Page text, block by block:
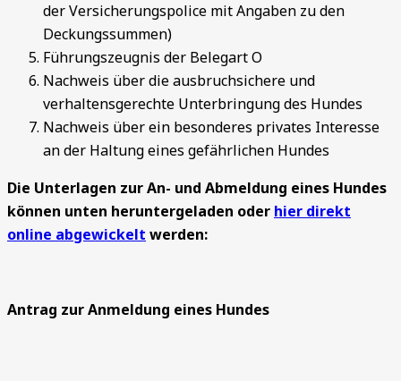
der Versicherungspolice mit Angaben zu den
Deckungssummen)
Führungszeugnis der Belegart O
Nachweis über die ausbruchsichere und
verhaltensgerechte Unterbringung des Hundes
Nachweis über ein besonderes privates Interesse
an der Haltung eines gefährlichen Hundes
Die Unterlagen zur An- und Abmeldung eines Hundes
können unten heruntergeladen oder hier direkt
online abgewickelt werden:
Antrag zur Anmeldung eines Hundes